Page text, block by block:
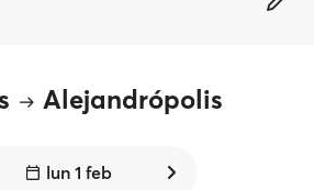
Alejandrópolis
lun 1 feb